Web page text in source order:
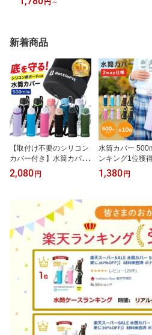
のみ
円 ～
新着商品
【取付け不要のシリコン
カバー付き】水筒カバー
底 補強 全国送料無料 Bot
tlePit 底抜け対策 500ml
ルダーストラップ 水筒ホ
ルダー こども 女の子 男
の子 水筒用 ケースのみ
2,080 円
水筒カバー
ンキング1位獲
検査済み ボトル
ottlePit 子供 安
子 男の子 スト
0ml 紐 カバーの
離島北海道も
1,380 円